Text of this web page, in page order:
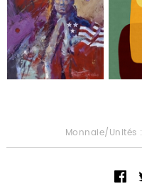
Monnaie/Unités :